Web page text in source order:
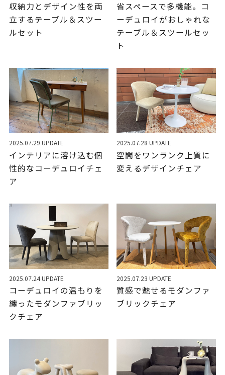
収納力とデザイン性を両
立するテーブル＆スツー
ルセット
省スペースで多機能。コ
ーデュロイがおしゃれな
テーブル＆スツールセッ
ト
2025.07.29 UPDATE
インテリアに溶け込む個
性的なコーデュロイチェ
ア
2025.07.28 UPDATE
空間をワンランク上質に
変えるデザインチェア
2025.07.24 UPDATE
コーデュロイの温もりを
纏ったモダンファブリッ
クチェア
2025.07.23 UPDATE
質感で魅せるモダンファ
ブリックチェア